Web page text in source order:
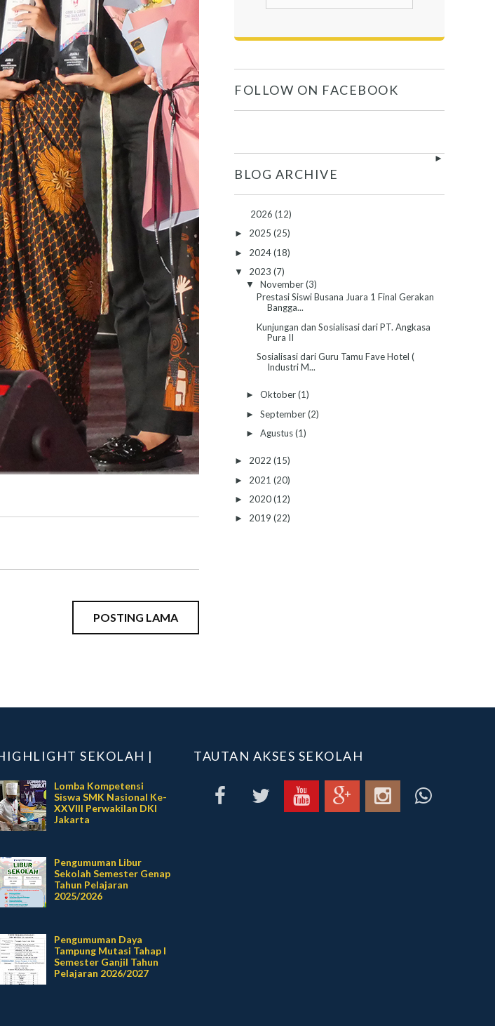
POSTING LAMA
FOLLOW ON FACEBOOK
BLOG ARCHIVE
►
2026 (12)
► 2025 (25)
► 2024(18)
▼ 2023 (7)
▼ November(3)
Prestasi Siswi Busana Juara 1 Final Gerakan
Bangga...
Kunjungan dan Sosialisasi dari PT. Angkasa
Pura II
Sosialisasi dari Guru Tamu Fave Hotel (
Industri M...
► Oktober(1)
► September(2)
► Agustus(1)
► 2022 (15)
► 2021 (20)
► 2020(12)
► 2019 (22)
SEKOLAH |
Lomba Kompetensi
Siswa SMK Nasional Ke-
XXVIII Perwakilan DKI
Jakarta
Pengumuman Libur
Sekolah Semester Genap
Tahun Pelajaran
2025/2026
Pengumuman Daya
Tampung Mutasi Tahap I
Semester Ganjil Tahun
Pelajaran 2026/2027
TAUTAN AKSES SEKOLAH